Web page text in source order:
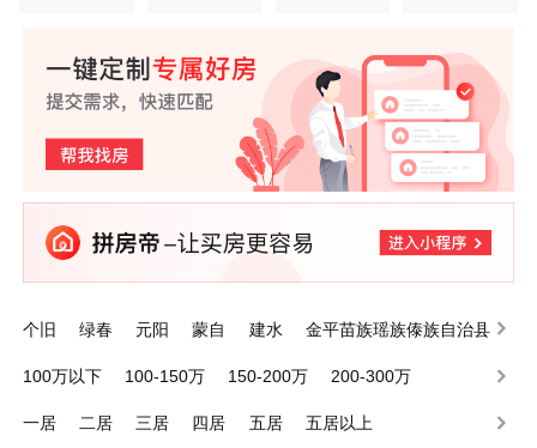
个旧 绿春 元阳 蒙自 建水
金平苗族瑶族傣族自治县
100万以下
100-150万 150-200万
200-300万
一居
二居 三居 四居 五居 五居以上